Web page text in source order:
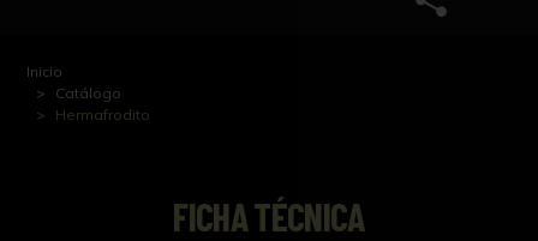
Inicio
Catálogo
Hermafrodito
FICHA TÉCNICA